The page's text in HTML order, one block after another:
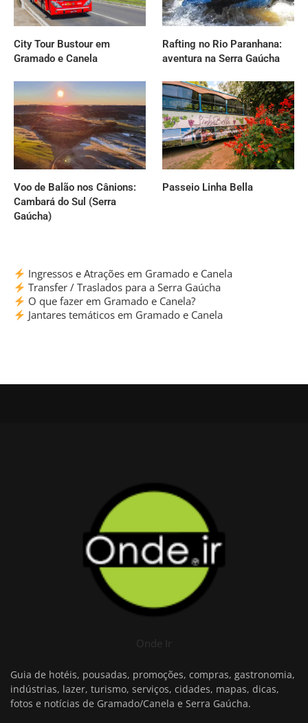
City Tour Bustour em
Gramado e Canela
Rafting no Rio Paranhana:
aventura na Serra Gaúcha
Voo de Balão nos Cânions:
Cambará do Sul (Serra
Gaúcha)
Passeio Linha Bella
Ingressos e Atrações em Gramado e Canela
Transfer / Traslados para a Serra Gaúcha
O que fazer em Gramado e Canela?
Jantares temáticos em Gramado e Canela
Onde Ir
Guia de hotéis, pousadas, promoções, compras, gastronomia,
indústrias, lazer, turismo, serviços, cidades, mapas, dicas,
fotos e notícias de Gramado/Canela e Serra Gaúcha.